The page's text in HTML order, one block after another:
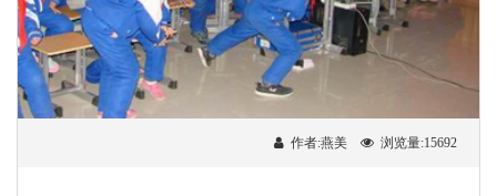
浏览量:15692
作者:燕美